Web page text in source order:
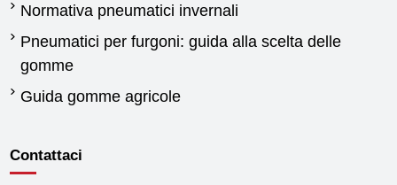
Normativa pneumatici invernali
Pneumatici per furgoni: guida alla scelta delle
gomme
Guida gomme agricole
Contattaci